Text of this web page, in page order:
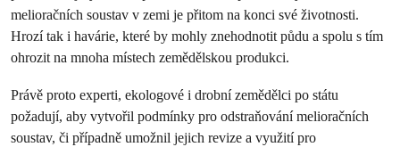
melioračních soustav v zemi je přitom na konci své životnosti.
Hrozí tak i havárie, které by mohly znehodnotit půdu a spolu s tím
ohrozit na mnoha místech zemědělskou produkci.
Právě proto experti, ekologové i drobní zemědělci po státu
požadují, aby vytvořil podmínky pro odstraňování melioračních
soustav, či případně umožnil jejich revize a využití pro